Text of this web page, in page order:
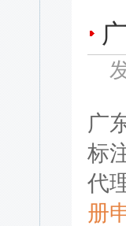
发
广
标
代
册